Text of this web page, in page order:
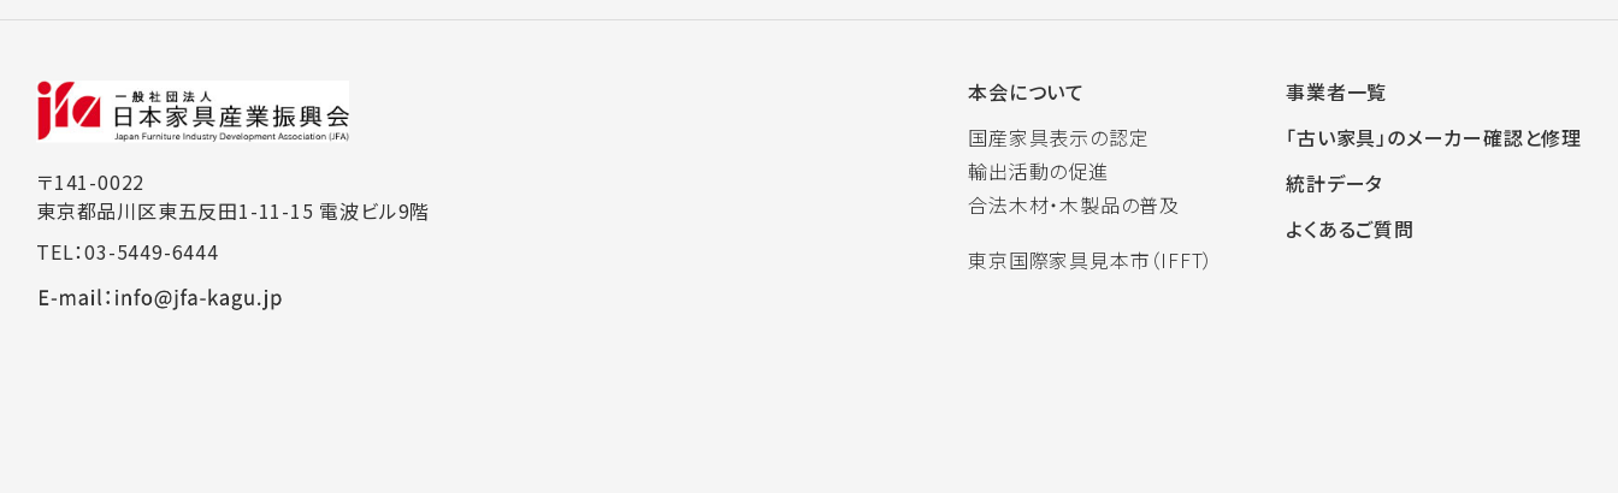
〒141-0022
東京都品川区東五反田1-11-15 電波ビル9階
TEL：03-5449-6444
本会について
国産家具表示の認定
輸出活動の促進
合法木材・木製品の普及
東京国際家具見本市（IFFT）
事業者一覧
「古い家具」のメーカー確認と修理
統計データ
よくあるご質問